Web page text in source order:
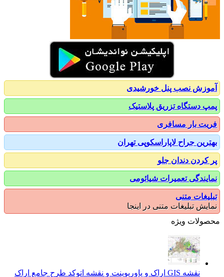
نصب پنل خورشیدی
دستگاه تزریق پلاستیک
بار مسافری
جراح لاپاراسکوپی تهران
دندان جلو
تعمیرات شیائومی
متنی
تبلیغات متنی در اینجا
ویژه
نقشه GIS اراک و پاورپوینت و نقشه اتوکد طرح جامع اراک